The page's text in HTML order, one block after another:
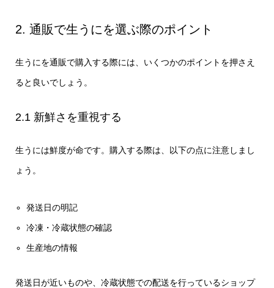
2. 通販で生うにを選ぶ際のポイント
生うにを通販で購入する際には、いくつかのポイントを押さえ
ると良いでしょう。
2.1 新鮮さを重視する
生うには鮮度が命です。購入する際は、以下の点に注意しまし
ょう。
発送日の明記
冷凍・冷蔵状態の確認
生産地の情報
発送日が近いものや、冷蔵状態での配送を行っているショップ